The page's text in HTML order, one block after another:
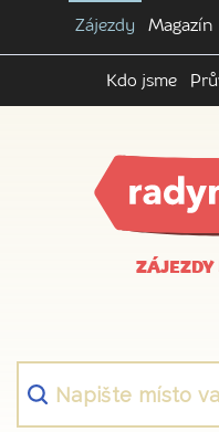
Zájezdy Magazín
Kdo jsme
ZÁJEZDY